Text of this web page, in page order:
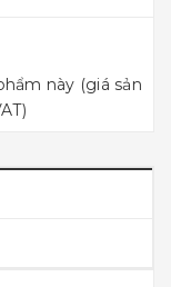
này (giá sản